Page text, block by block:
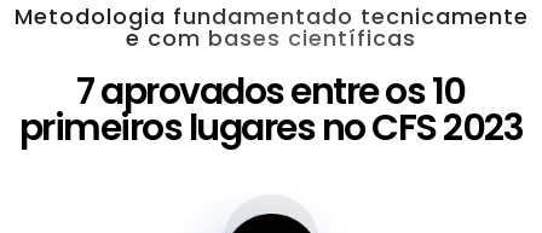
Metodologia fundamentado tecnicamente
e com bases científicas
7 aprovados entre os 10
primeiros lugares no CFS 2023